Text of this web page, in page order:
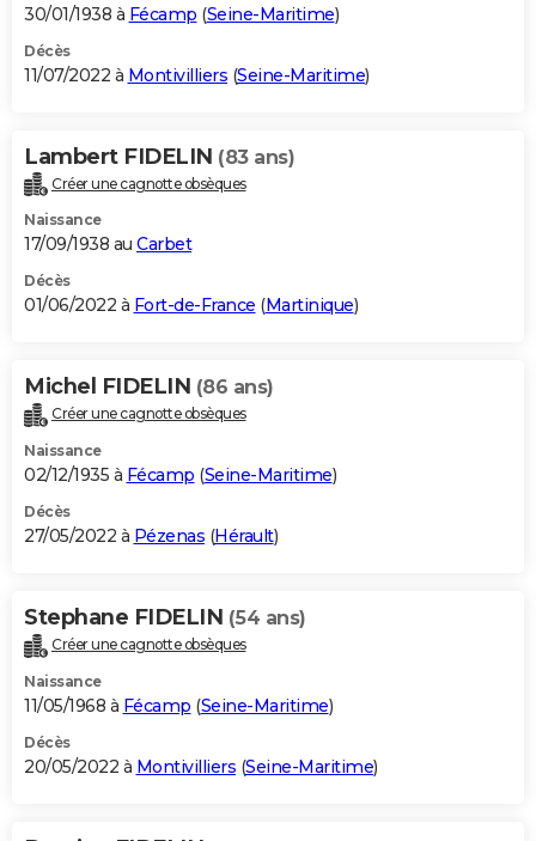
30/01/1938 à Fécamp (Seine-Maritime)
Décès
11/07/2022 à Montivilliers (Seine-Maritime)
Lambert FIDELIN (83 ans)
Créer une cagnotte obsèques
Naissance
17/09/1938 au Carbet
Décès
01/06/2022 à Fort-de-France (Martinique)
Michel FIDELIN (86 ans)
Créer une cagnotte obsèques
Naissance
02/12/1935 à Fécamp (Seine-Maritime)
Décès
27/05/2022 à Pézenas (Hérault)
Stephane FIDELIN (54 ans)
Créer une cagnotte obsèques
Naissance
11/05/1968 à Fécamp (Seine-Maritime)
Décès
20/05/2022 à Montivilliers (Seine-Maritime)